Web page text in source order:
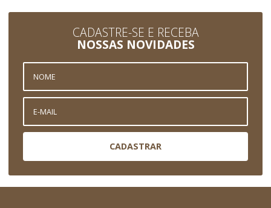
CADASTRE-SE E RECEBA
NOSSAS NOVIDADES
CADASTRAR